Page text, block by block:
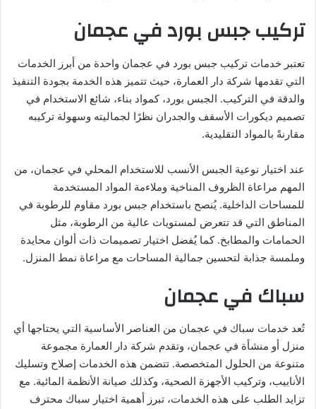
تركيب جبس بورد في عجمان
تعتبر خدمات تركيب جبس بورد في عجمان واحدة من أبرز الخدمات
التي تقدمها شركة دار العمارة، حيث تتميز هذه الخدمة بجودة التنفيذ
والدقة في التركيب. الجبس بورد، كمواد بناء، شائع الاستخدام في
تصميم ديكورات الأسقف والجدران نظرًا لجماليته وسهولة تركيبه
مقارنةً بالمواد التقليدية.
عند اختيار نوعية الجبس الأنسب للاستخدام المحلي في عجمان، من
المهم مراعاة الظروف المناخية وملاءمة المواد المستخدمة
للمساحات الداخلية. يُنصح باستخدام جبس بورد مقاوم للرطوبة في
المناطق التي قد تتعرض لمستويات عالية من الرطوبة، مثل
الحمامات والمطابخ. كما يُفضل اختيار تصميمات ذات ألوان محايدة
وملمسة جذابة لتحسين جمالية المساحات مع مراعاة نمط المنزل.
سباك في عجمان
تُعد خدمات سباك في عجمان من العناصر الأساسية التي يحتاجها أي
منزل أو منشأة في عجمان، وتقدم شركة دار العمارة مجموعة
متنوعة من الحلول المتخصصة. تتضمن هذه الخدمات إصلاح وتسليك
الأنابيب، وتركيب الأجهزة الصحية، وكذلك صيانة الأنظمة المائية. مع
تزايد الطلب على هذه الخدمات، تبرز أهمية اختيار سباك محترف